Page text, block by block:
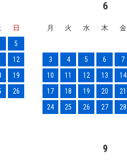
日
5
12
19
26
6
月 火 水 木 金
3
4 5 6 7
10
11 12 13 14
17
18 19 20 21
24
25 26 27 28
9